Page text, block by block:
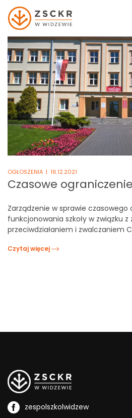
OGŁOSZENIA | 16.12.2021
Czasowe
Zarządzenie w sprawie czasowego
funkcjonowania szkoły w związku
przeciwdziałaniem i zwalczaniem
Czytaj więcej
zespolszkolwidzew